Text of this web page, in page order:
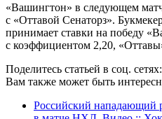
«Вашингтон» в следующем
с «Оттавой Сенаторз».
принимает ставки на победу
с коэффициентом 2,20,
Поделитесь статьей в соц. сетях:
Вам также может быть
Российский нападающий